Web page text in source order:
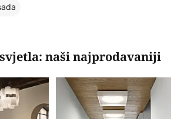
naši najprodavaniji